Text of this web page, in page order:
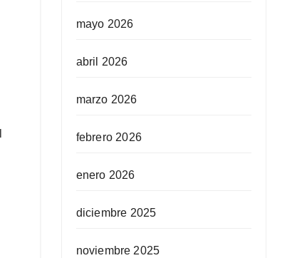
mayo 2026
abril 2026
marzo 2026
febrero 2026
enero 2026
diciembre 2025
noviembre 2025